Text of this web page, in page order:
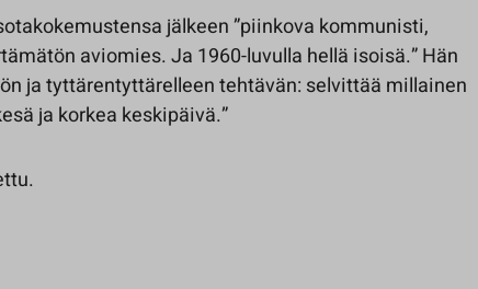
jälkeen ”piinkova kommunisti,
aviomies. Ja 1960-luvulla hellä isoisä.” Hän
ja tyttärentyttärelleen tehtävän: selvittää millainen
ja korkea keskipäivä.”